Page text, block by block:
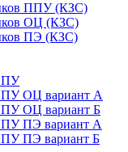
ППУ (КЗС)
ОЦ (КЗС)
ПЭ (КЗС)
ОЦ вариант А
ОЦ вариант Б
ПЭ вариант А
ПЭ вариант Б